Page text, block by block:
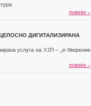
повеќе »
ДИГИТАЛИЗИРАНА
услуга на УЈП – „е-Уверение
повеќе »